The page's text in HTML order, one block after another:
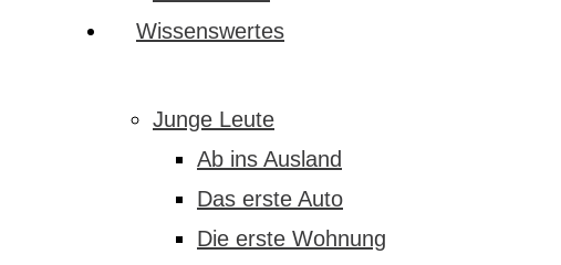
Wissenswertes
Junge Leute
Ab ins Ausland
Das erste Auto
Die erste Wohnung